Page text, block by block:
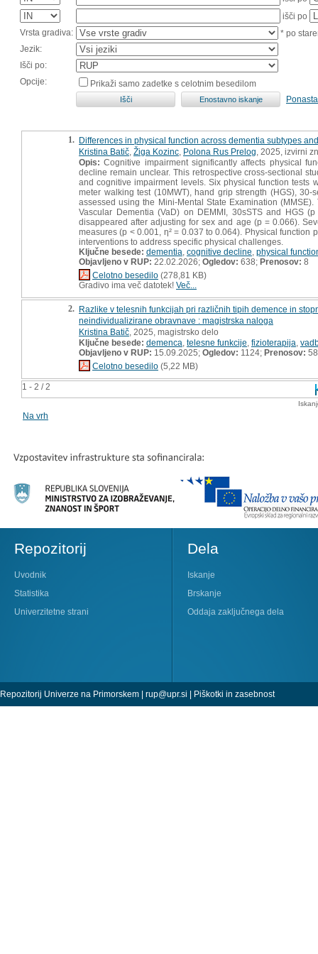
išči po
Vrsta gradiva:
* po
Jezik:
Išči po:
Opcije:
Prikaži samo zadetke s celotnim besedilom
1 - 2 / 2
1. Differences in physical function across dementia subtypes
Kristina Batič Žiga Kozinc Polona Rus Prelog , 2025, izvirni
Opis: Cognitive impairment significantly affects physical
decline remain unclear. This retrospective cross-sectional
and cognitive impairment levels. Six physical function tests
meter walking test (10MWT), hand grip strength (HGS),
assessed using the Mini-Mental State Examination
Vascular Dementia (VaD) on DEMMI, 30sSTS and HGS
disappeared after adjusting for sex and age (p = 0.066).
measures (p < 0.001, η² = 0.037 to 0.064). Physical
interventions to address specific physical challenges.
Ključne besede: dementia cognitive decline physical
Objavljeno v RUP: 22.02.2026; Ogledov: 638; Prenosov: 8
Celotno besedilo (278,81 KB)
Gradivo ima več datotek! Več...
2. Razlike v telesnih funkcijah pri različnih tipih demence in
neindividualizirane obravnave : magistrska naloga
Kristina Batič , 2025, magistrsko delo
Ključne besede: demenca telesne funkcije fizioterapija
Objavljeno v RUP: 15.09.2025; Ogledov: 1124; Prenosov: 58
Celotno besedilo (5,22 MB)
Na vrh
Repozitorij
Uvodnik
Statistika
Univerzitetne strani
Dela
Iskanje
Brskanje
Oddaja zaključnega dela
Repozitorij Univerze na Primorskem | rup@upr.si | Piškotki in zasebnost